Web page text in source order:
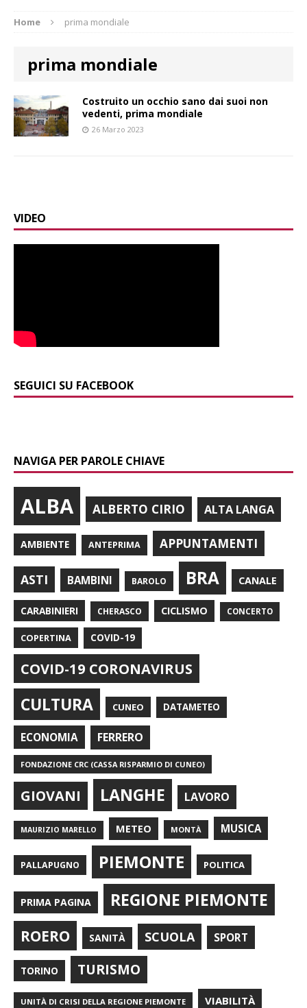
Home prima mondiale
prima mondiale
Costruito un occhio sano dai suoi non
vedenti, prima mondiale
26 Marzo 2023
VIDEO
SEGUICI SU FACEBOOK
NAVIGA PER PAROLE CHIAVE
ALBA ALBERTO CIRIO ALTA LANGA
AMBIENTE ANTEPRIMA APPUNTAMENTI
ASTI BAMBINI BAROLO BRA CANALE
CARABINIERI CHERASCO CICLISMO CONCERTO
COPERTINA COVID-19
COVID-19 CORONAVIRUS
CULTURA CUNEO DATAMETEO
ECONOMIA FERRERO
FONDAZIONE CRC (CASSA RISPARMIO DI CUNEO)
GIOVANI LANGHE LAVORO
MAURIZIO MARELLO METEO MONTÀ MUSICA
PALLAPUGNO PIEMONTE POLITICA
PRIMA PAGINA REGIONE PIEMONTE
ROERO SANITÀ SCUOLA SPORT
TORINO TURISMO
UNITÀ DI CRISI DELLA REGIONE PIEMONTE VIABILITÀ